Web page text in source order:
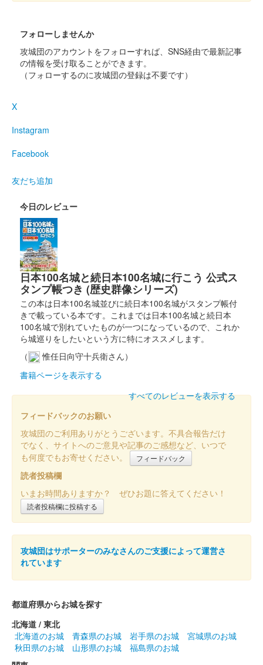
館林城 御城印 徳川氏春限定版
館林城 御城印
館林城 御城印
尾曳城（館林城） 御城印
館林城 御城印
館林城 御城印 新春限定版
尾曳城 御城印
館林城 御城印 新春箔押版
館林城 御城印 徳川三傑新春版
館林城 御城印 榊原康政新春版
館林城 御城印 お城EXPO 2024限定版
販売終了
2024年12月21、22日に開催されたお城EXPO2024のいわつき武
枚限定
尾曳城（館林城） 御城印
フォローしませんか
攻城団のアカウントをフォローすれば、SNS経由で最新記事
の情報を受け取ることができます。
（フォローするのに攻城団の登録は不要です）
X
Instagram
Facebook
友だち追加
今日のレビュー
日本100名城と続日本100名城に行こう 公式ス
タンプ帳つき (歴史群像シリーズ)
この本は日本100名城並びに続日本100名城がスタンプ帳付
きで載っている本です。これまでは日本100名城と続日本
100名城で別れていたものが一つになっているので、これか
ら城巡りをしたいという方に特にオススメします。
（
惟任日向守十兵衛さん）
書籍ページを表示する
すべてのレビューを表示する
フィードバックのお願い
攻城団のご利用ありがとうございます。不具合報告だけ
でなく、サイトへのご意見や記事のご感想など、いつで
も何度でもお寄せください。
フィードバック
読者投稿欄
いまお時間ありますか？ ぜひお題に答えてください！
読者投稿欄に投稿する
攻城団はサポーターのみなさんのご支援によって運営さ
れています
都道府県からお城を探す
北海道 / 東北
北海道のお城
青森県のお城 岩手県のお城
宮城県のお城
秋田県のお城
山形県のお城
福島県のお城